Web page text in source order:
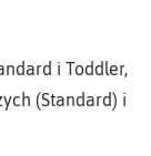
i Toddler,
(Standard) i